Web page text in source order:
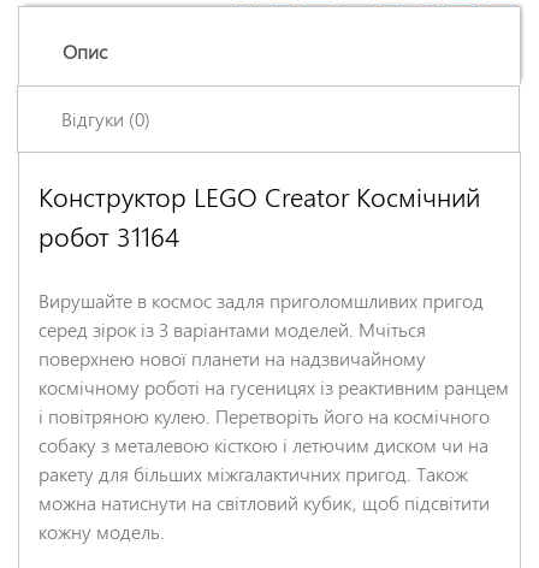
Опис
Відгуки (0)
Конструктор LEGO Creator Космічний
робот 31164
Вирушайте в космос задля приголомшливих пригод
серед зірок із 3 варіантами моделей. Мчіться
поверхнею нової планети на надзвичайному
космічному роботі на гусеницях із реактивним ранцем
і повітряною кулею. Перетворіть його на космічного
собаку з металевою кісткою і летючим диском чи на
ракету для більших міжгалактичних пригод. Також
можна натиснути на світловий кубик, щоб підсвітити
кожну модель.
Залишіть відгук про цей товар першими
*
Ім'я
*
Заголовок відгуку
*
Відгук